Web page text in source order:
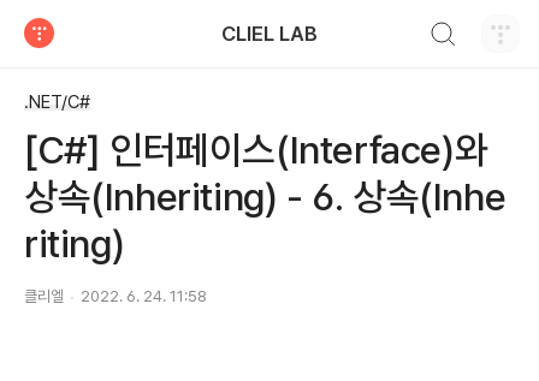
CLIEL LAB
.NET/C#
[C#] 인터페이스(Interface)와
상속(Inheriting) - 6. 상속(Inhe
riting)
클리엘 2022. 6. 24. 11:58